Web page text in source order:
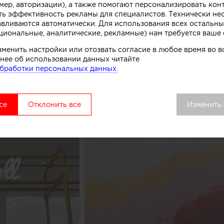
символизирующих систему охлаждения в автоматах
точки выделяется среди других объектов
сосредоточить внимание покупателей как на
процессе, в основе которого перемешивание слоев
рассказывают авторы этого небольшого
авторизации), а также помогают персонализировать
эффективность рекламы для специалистов. Технически
автоматически. Для использования всех
аналитические, рекламные) нам требуется ваше
настройки или отозвать согласие в любое время во
об использовании данных читайте
персональных данных.
Отклонить все Изменить